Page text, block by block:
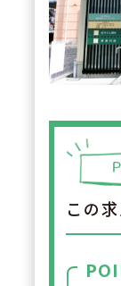
この